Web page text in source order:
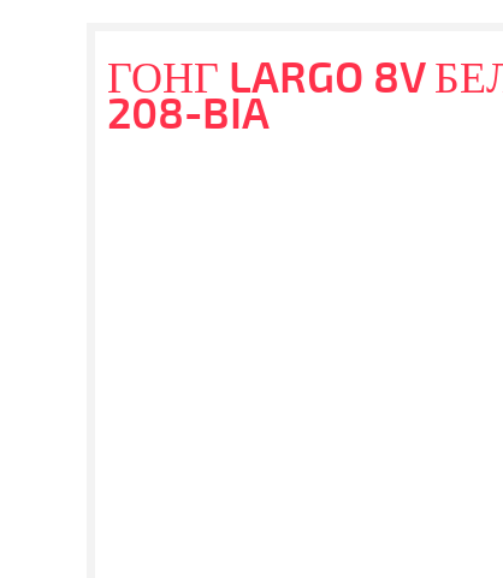
ГОНГ LARGO 8V
208-BIA